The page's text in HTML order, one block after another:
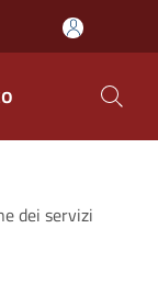
dei servizi